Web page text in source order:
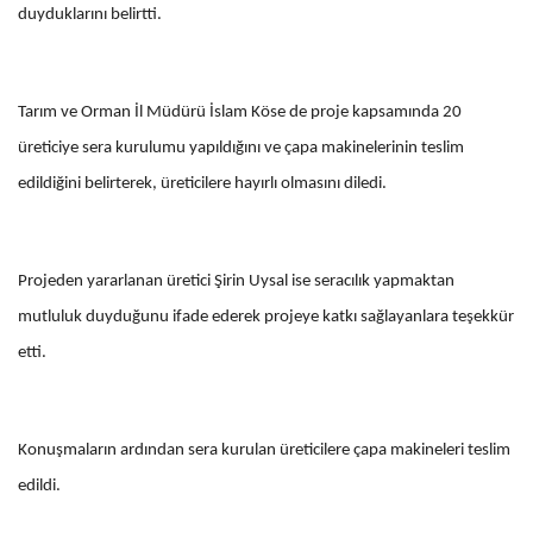
duyduklarını belirtti.
Tarım ve Orman İl Müdürü İslam Köse de proje kapsamında 20
üreticiye sera kurulumu yapıldığını ve çapa makinelerinin teslim
edildiğini belirterek, üreticilere hayırlı olmasını diledi.
Projeden yararlanan üretici Şirin Uysal ise seracılık yapmaktan
mutluluk duyduğunu ifade ederek projeye katkı sağlayanlara teşekkür
etti.
Konuşmaların ardından sera kurulan üreticilere çapa makineleri teslim
edildi.